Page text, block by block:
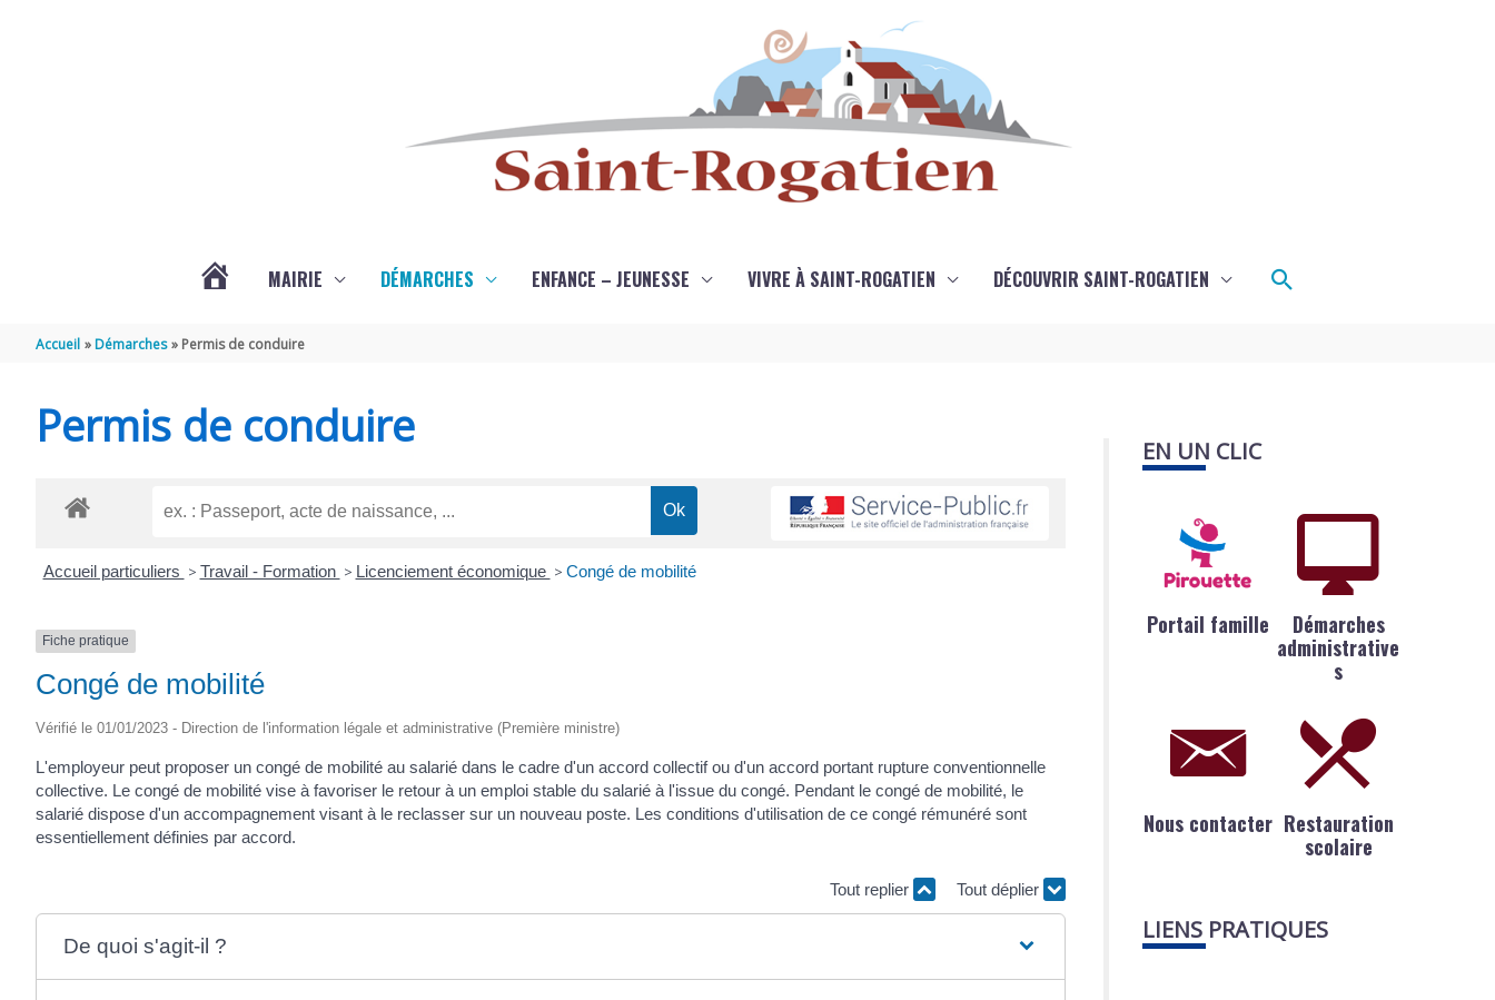
ROGATIEN
MAIRIE DÉMARCHES ENFANCE – JEUNESSE VIVRE À SAINT-ROGATIEN DÉCOUVRIR SAINT-ROGATIEN Rechercher
Accueil Démarches Permis de conduire
Permis de conduire
Accueil particuliers > Travail - Formation > Licenciement économique > Congé de mobilité
Fiche pratique
Congé de mobilité
Vérifié le 01/01/2023 - Direction de l'information légale et administrative (Première ministre)
L'employeur peut proposer un congé de mobilité au salarié dans le cadre d'un accord collectif ou d'un accord portant rupture conventionnelle
collective. Le congé de mobilité vise à favoriser le retour à un emploi stable du salarié à l'issue du congé. Pendant le congé de mobilité, le
salarié dispose d'un accompagnement visant à le reclasser sur un nouveau poste. Les conditions d'utilisation de ce congé rémunéré sont
essentiellement définies par accord.
Tout replier Tout déplier
De quoi s'agit-il ?
EN UN CLIC
Portail famille
Démarches
administrative
s
Nous contacter Restauration
scolaire
LIENS PRATIQUES